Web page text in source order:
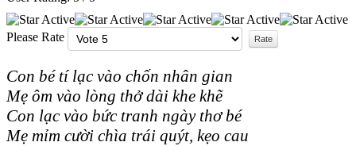
Please Rate
Con bé tí lạc vào chốn nhân gian
Mẹ ôm vào lòng thở dài khe khẽ
Con lạc vào bức tranh ngày thơ bé
Mẹ mỉm cười chìa trái quýt, kẹo cau